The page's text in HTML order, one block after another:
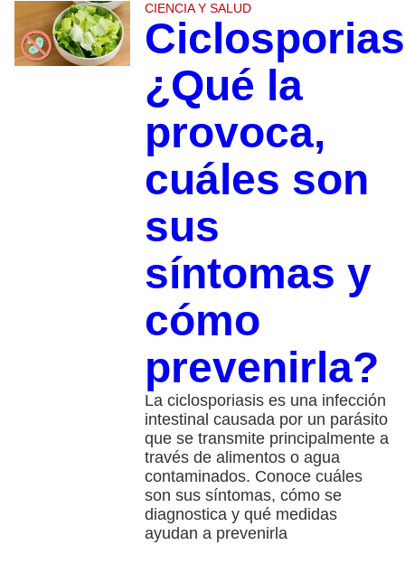
CIENCIA Y SALUD
¿Qué la
provoca,
cuáles son
sus
síntomas y
cómo
prevenirla?
La ciclosporiasis es una infección
intestinal causada por un parásito
que se transmite principalmente a
través de alimentos o agua
contaminados. Conoce cuáles
son sus síntomas, cómo se
diagnostica y qué medidas
ayudan a prevenirla